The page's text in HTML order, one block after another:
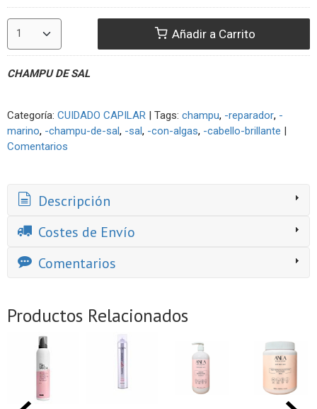
Añadir a Carrito
CHAMPU DE SAL
Categoría: CUIDADO CAPILAR | Tags: champu -reparador -
marino -champu-de-sal -sal -con-algas -cabello-brillante |
Comentarios
Descripción
Costes de Envío
Comentarios
Productos Relacionados